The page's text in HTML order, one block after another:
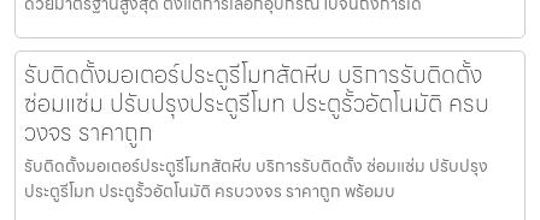
รับติดตั้งมอเตอร์ประตูรีโมทสัตหีบ บริการรับติดตั้ง
ซ่อมแซ่ม ปรับปรุงประตูรีโมท ประตูรั้วอัตโนมัติ ครบ
วงจร ราคาถูก
รับติดตั้งมอเตอร์ประตูรีโมทสัตหีบ บริการรับติดตั้ง ซ่อมแซ่ม ปรับปรุง
ประตูรีโมท ประตูรั้วอัตโนมัติ ครบวงจร ราคาถูก พร้อมบ